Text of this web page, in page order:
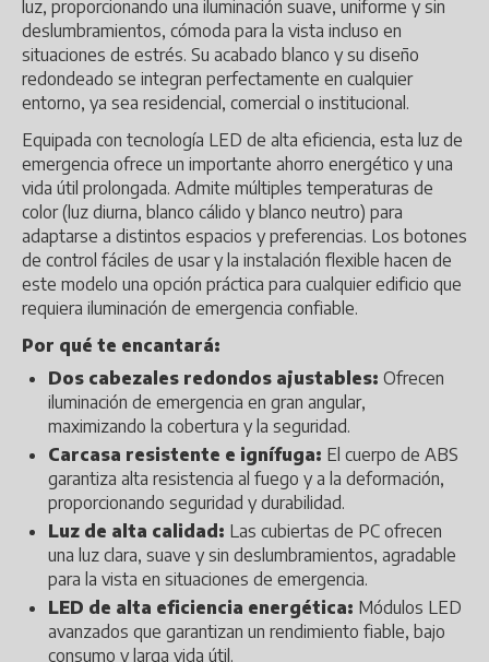
luz, proporcionando una iluminación suave, uniforme y sin
deslumbramientos, cómoda para la vista incluso en
situaciones de estrés. Su acabado blanco y su diseño
redondeado se integran perfectamente en cualquier
entorno, ya sea residencial, comercial o institucional.
Equipada con tecnología LED de alta eficiencia, esta luz de
emergencia ofrece un importante ahorro energético y una
vida útil prolongada. Admite múltiples temperaturas de
color (luz diurna, blanco cálido y blanco neutro) para
adaptarse a distintos espacios y preferencias. Los botones
de control fáciles de usar y la instalación flexible hacen de
este modelo una opción práctica para cualquier edificio que
requiera iluminación de emergencia confiable.
Por qué te encantará:
Dos cabezales redondos ajustables: Ofrecen
iluminación de emergencia en gran angular,
maximizando la cobertura y la seguridad.
Carcasa resistente e ignífuga: El cuerpo de ABS
garantiza alta resistencia al fuego y a la deformación,
proporcionando seguridad y durabilidad.
Luz de alta calidad: Las cubiertas de PC ofrecen
una luz clara, suave y sin deslumbramientos, agradable
para la vista en situaciones de emergencia.
LED de alta eficiencia energética: Módulos LED
avanzados que garantizan un rendimiento fiable, bajo
consumo y larga vida útil.